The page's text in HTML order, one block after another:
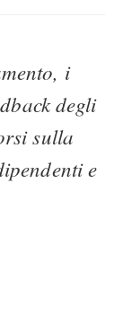
i
degli
sulla
e